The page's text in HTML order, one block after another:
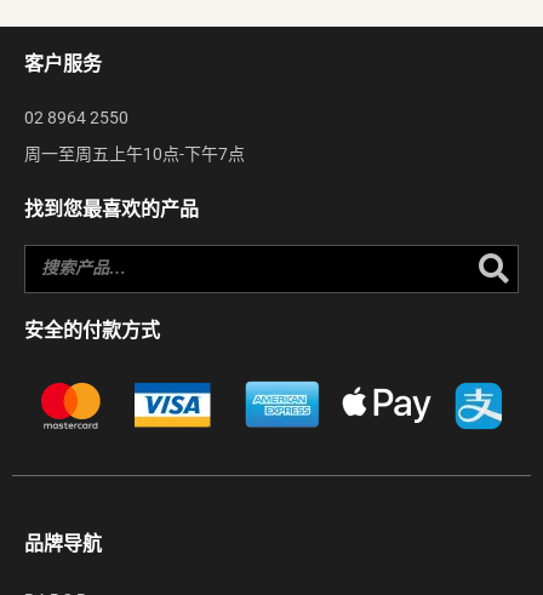
客户服务
02 8964 2550
周一至周五上午10点-下午7点
找到您最喜欢的产品
安全的付款方式
品牌导航